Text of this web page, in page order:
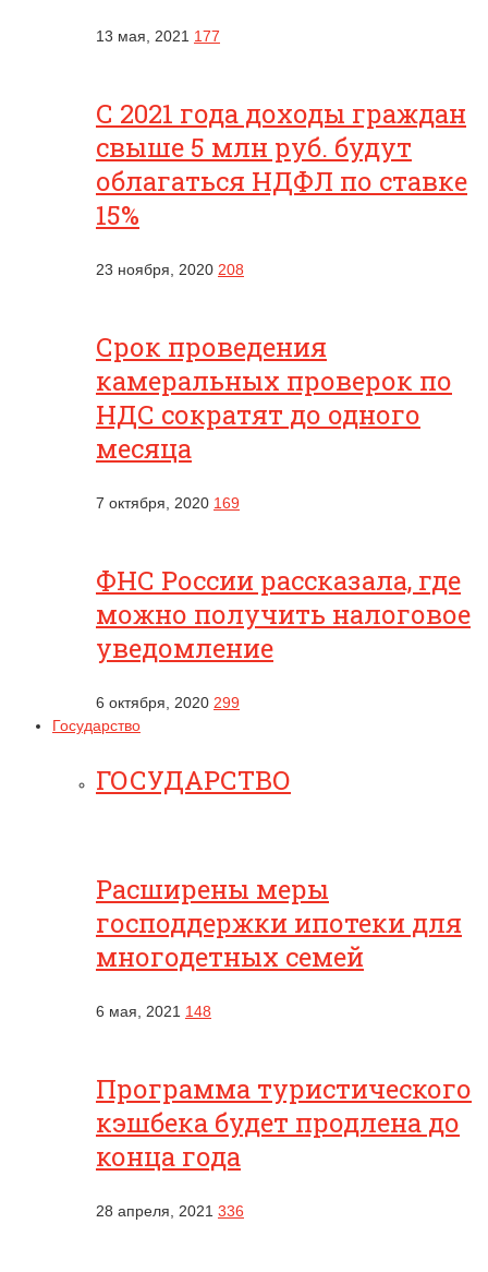
13 мая, 2021 177
С 2021 года доходы граждан
свыше 5 млн руб. будут
облагаться НДФЛ по ставке
15%
23 ноября, 2020 208
Срок проведения
камеральных проверок по
НДС сократят до одного
месяца
7 октября, 2020 169
ФНС России рассказала, где
можно получить налоговое
уведомление
6 октября, 2020 299
Государство
ГОСУДАРСТВО
Расширены меры
господдержки ипотеки для
многодетных семей
6 мая, 2021 148
Программа туристического
кэшбека будет продлена до
конца года
28 апреля, 2021 336